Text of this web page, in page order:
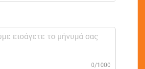
0/1000